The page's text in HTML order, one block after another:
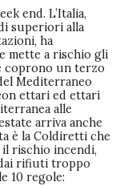
end. L’Italia,
superiori alla
ha
mette a rischio gli
coprono un terzo
Mediterraneo
ettari ed ettari
alle
arriva anche
è la Coldiretti che
rischio incendi,
rifiuti troppo
10 regole: